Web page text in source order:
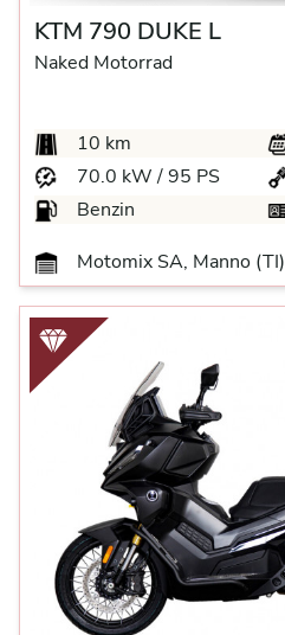
KTM 790 DUKE L
Naked Motorrad
10 km
70.0 kW / 95 PS
Benzin
Motomix SA, Manno (TI)